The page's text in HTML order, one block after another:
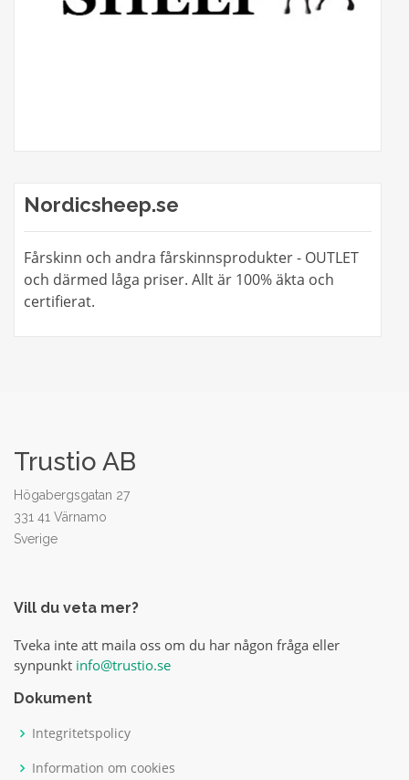
Nordicsheep.se
Fårskinn och andra fårskinnsprodukter - OUTLET
och därmed låga priser. Allt är 100% äkta och
certifierat.
Trustio AB
Högabergsgatan 27
331 41 Värnamo
Sverige
Vill du veta mer?
Tveka inte att maila oss om du har någon fråga eller
synpunkt info@trustio.se
Dokument
Integritetspolicy
Information om cookies